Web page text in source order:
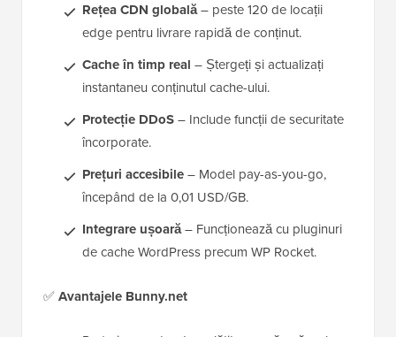
Rețea CDN globală– peste 120 de locații
edge pentru livrare rapidă de conținut.
Cache în timp real – Ștergeți și actualizați
instantaneu conținutul cache-ului.
Protecție DDoS– Include funcții de securitate
încorporate.
Prețuri accesibile– Model pay-as-you-go,
începând de la 0,01 USD/GB.
Integrare ușoară– Funcționează cu pluginuri
de cache WordPress precum WP Rocket.
✅Avantajele Bunny.net